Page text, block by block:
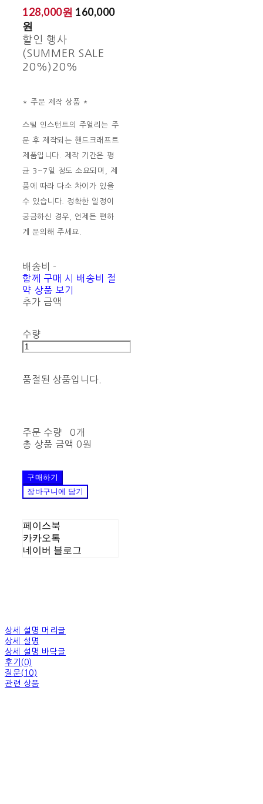
128,000원 160,000
원
할인 행사
(SUMMER SALE
20%) 20%
* 주문 제작 상품 *
스틸 인스턴트의 주얼리는 주
문 후 제작되는 핸드크래프트
제품입니다. 제작 기간은 평
균 3~7일 정도 소요되며, 제
품에 따라 다소 차이가 있을
수 있습니다. 정확한 일정이
궁금하신 경우, 언제든 편하
게 문의해 주세요.
배송비 -
함께 구매 시 배송비 절
약 상품 보기
추가 금액
수량
품절된 상품입니다.
주문 수량
0개
총 상품 금액 0원
구매하기
장바구니에 담기
페이스북
카카오톡
네이버 블로그
상세 설명 머리글
상세 설명
상세 설명 바닥글
후기(0)
질문(10)
관련 상품